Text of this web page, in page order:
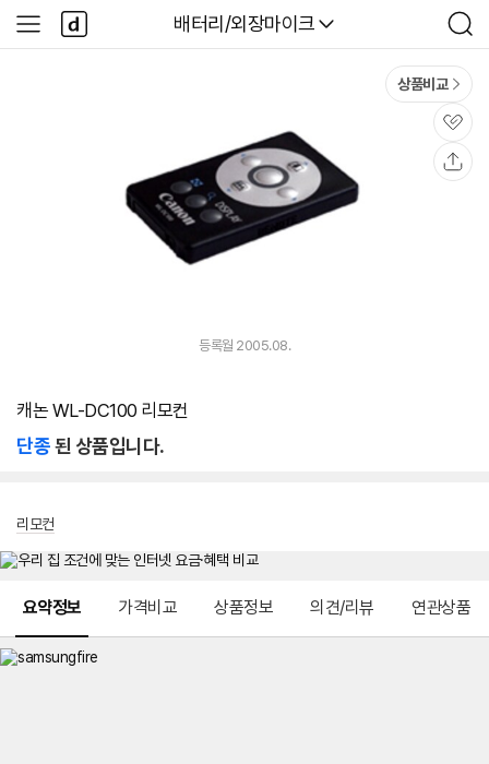
다나와
배터리/외장마이크
검
색
사
이
다
나
와
상품비교
관
심
등록월 2005.08.
캐논 WL-DC100 리모컨
단종된 상품입니다.
리모컨
요약정보 가격비교 상품정보 의견/리뷰 연관상품